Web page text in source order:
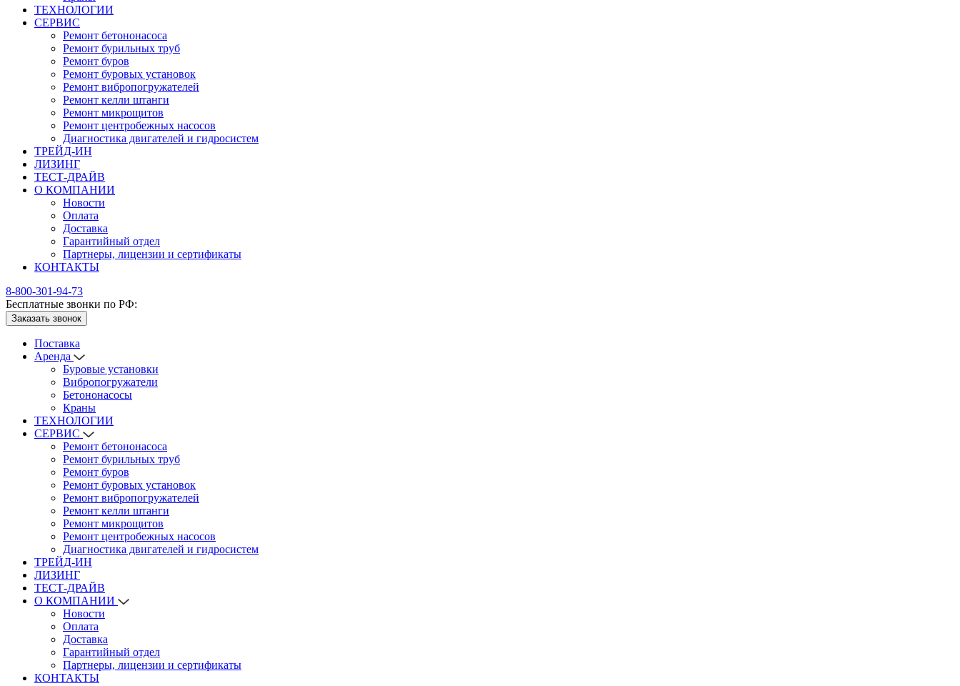
ТЕХНОЛОГИИ
СЕРВИС
Ремонт бетононасоса
Ремонт бурильных труб
Ремонт буров
Ремонт буровых установок
Ремонт вибропогружателей
Ремонт келли штанги
Ремонт микрощитов
Ремонт центробежных насосов
Диагностика двигателей и гидросистем
ТРЕЙД-ИН
ЛИЗИНГ
ТЕСТ-ДРАЙВ
О КОМПАНИИ
Новости
Оплата
Доставка
Гарантийный отдел
Партнеры, лицензии и сертификаты
КОНТАКТЫ
8-800-301-94-73
Бесплатные звонки по РФ:
Заказать звонок
Поставка
Аренда
Буровые установки
Вибропогружатели
Бетононасосы
Краны
ТЕХНОЛОГИИ
СЕРВИС
Ремонт бетононасоса
Ремонт бурильных труб
Ремонт буров
Ремонт буровых установок
Ремонт вибропогружателей
Ремонт келли штанги
Ремонт микрощитов
Ремонт центробежных насосов
Диагностика двигателей и гидросистем
ТРЕЙД-ИН
ЛИЗИНГ
ТЕСТ-ДРАЙВ
О КОМПАНИИ
Новости
Оплата
Доставка
Гарантийный отдел
Партнеры, лицензии и сертификаты
КОНТАКТЫ